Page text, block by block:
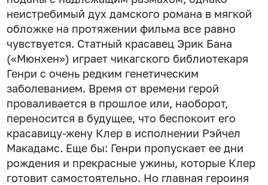
неистребимый дух дамского романа в мягкой
обложке на протяжении фильма все равно
чувствуется. Статный красавец Эрик Бана
(«Мюнхен») играет чикагского библиотекаря
Генри с очень редким генетическим
заболеванием. Время от времени герой
проваливается в прошлое или, наоборот,
переносится в будущее, что беспокоит его
красавицу-жену Клер в исполнении Рэйчел
Макадамс. Еще бы: Генри пропускает ее дни
рождения и прекрасные ужины, которые Клер
готовит самостоятельно. Но главная героиня